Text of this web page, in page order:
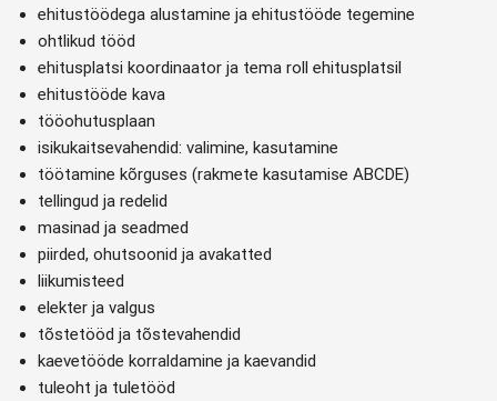
ehitustöödega alustamine ja ehitustööde tegemine
ohtlikud tööd
ehitusplatsi koordinaator ja tema roll ehitusplatsil
ehitustööde kava
tööohutusplaan
isikukaitsevahendid: valimine, kasutamine
töötamine kõrguses (rakmete kasutamise ABCDE)
tellingud ja redelid
masinad ja seadmed
piirded, ohutsoonid ja avakatted
liikumisteed
elekter ja valgus
tõstetööd ja tõstevahendid
kaevetööde korraldamine ja kaevandid
tuleoht ja tuletööd